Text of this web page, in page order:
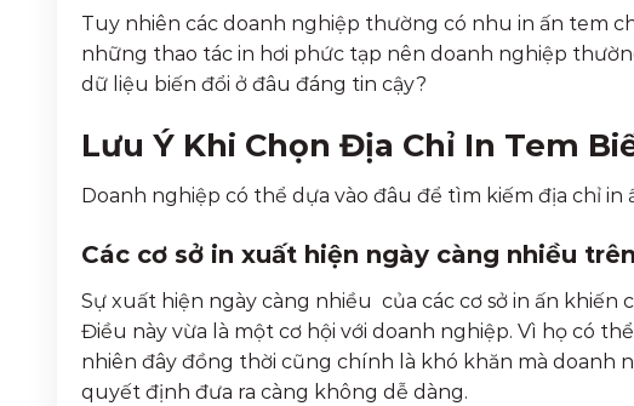
Tuy nhiên các doanh nghiệp thường có nhu in ấn tem
những thao tác in hơi phức tạp nên doanh nghiệp
dữ liệu biến đổi ở đâu đáng tin cậy?
Lưu Ý Khi Chọn Địa Chỉ In Tem
Doanh nghiệp có thể dựa vào đâu để tìm kiếm địa chỉ
Các cơ sở in xuất hiện ngày càng nhiều
Sự xuất hiện ngày càng nhiều của các cơ sở in ấn
Điều này vừa là một cơ hội với doanh nghiệp. Vì họ có
nhiên đây đồng thời cũng chính là khó khăn mà doanh
quyết định đưa ra càng không dễ dàng.